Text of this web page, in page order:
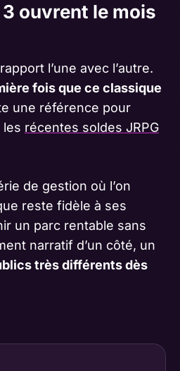
ouvrent le mois
l’une avec l’autre.
fois que ce classique
une référence pour
les récentes soldes JRPG
de gestion où l’on
reste fidèle à ses
un parc rentable sans
narratif d’un côté, un
très différents dès